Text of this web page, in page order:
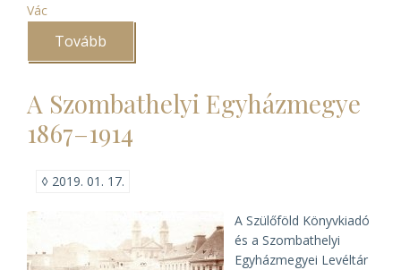
Vác
Tovább
Egyházmegye
a
Szent
István
Társulat
A Szombathelyi Egyházmegye
1867–1914
◊ 2019. 01. 17.
A Szülőföld Könyvkiadó
és a Szombathelyi
Egyházmegyei Levéltár